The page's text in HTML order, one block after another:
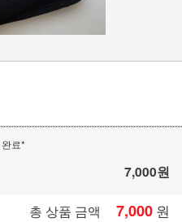
료*
7,000원
총 상품 금액 7,000 원